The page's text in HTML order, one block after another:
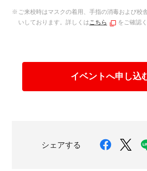
ご来校時はマスクの着用、手指の消毒および校
いしております。詳しくはこちら をご確認
イベントへ申し込
シェアする